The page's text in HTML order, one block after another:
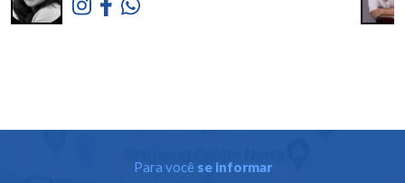
Para você se informar